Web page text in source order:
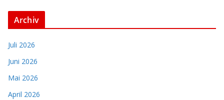
Archiv
Juli 2026
Juni 2026
Mai 2026
April 2026